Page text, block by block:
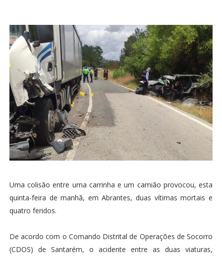
Uma colisão entre uma carrinha e um camião provocou, esta
quinta-feira de manhã, em Abrantes, duas vítimas mortais e
quatro feridos.
De acordo com o Comando Distrital de Operações de Socorro
(CDOS) de Santarém, o acidente entre as duas viaturas,